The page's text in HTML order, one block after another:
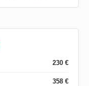
230 €
358 €